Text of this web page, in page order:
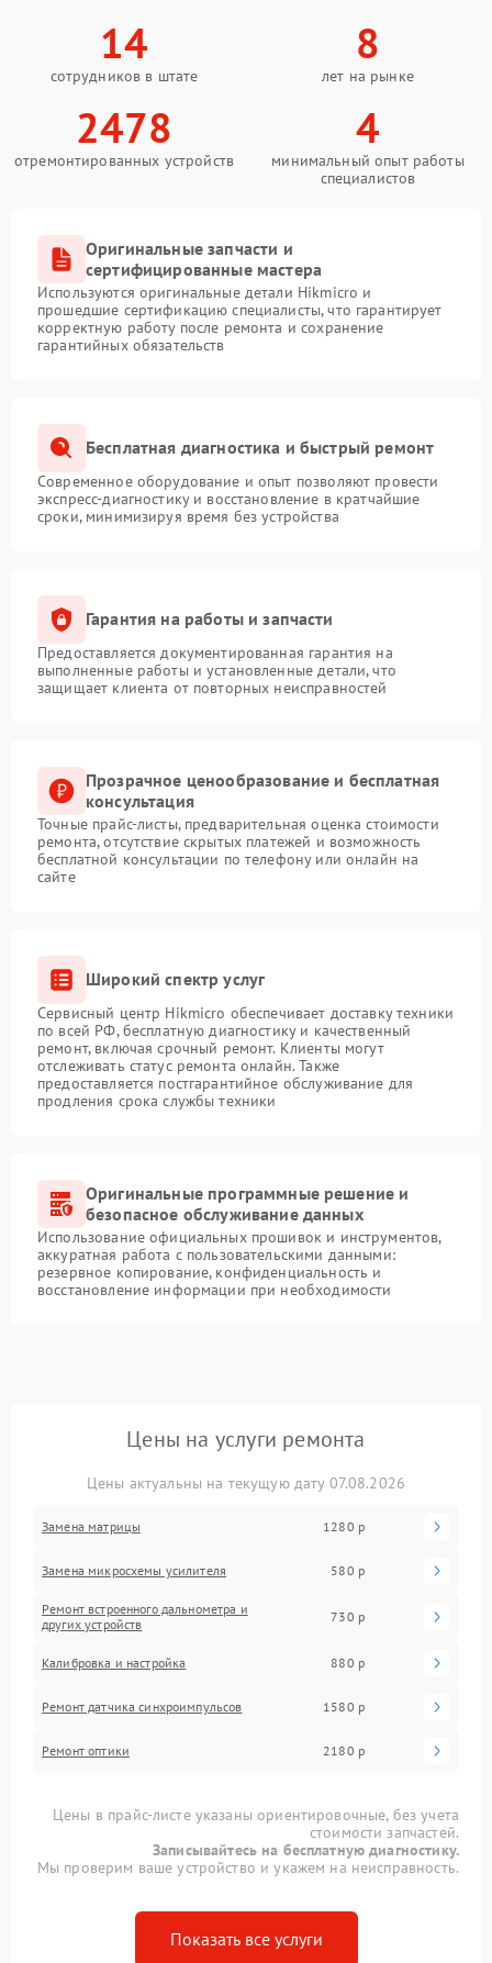
14
сотрудников в штате
8
лет на рынке
2478
отремонтированных устройств
4
минимальный опыт работы
специалистов
Оригинальные запчасти и
сертифицированные мастера
Используются оригинальные детали Hikmicro и
прошедшие сертификацию специалисты, что гарантирует
корректную работу после ремонта и сохранение
гарантийных обязательств
Бесплатная диагностика и быстрый ремонт
Современное оборудование и опыт позволяют провести
экспресс-диагностику и восстановление в кратчайшие
сроки, минимизируя время без устройства
Гарантия на работы и запчасти
Предоставляется документированная гарантия на
выполненные работы и установленные детали, что
защищает клиента от повторных неисправностей
Прозрачное ценообразование и бесплатная
консультация
Точные прайс-листы, предварительная оценка стоимости
ремонта, отсутствие скрытых платежей и возможность
бесплатной консультации по телефону или онлайн на
сайте
Широкий спектр услуг
Сервисный центр Hikmicro обеспечивает доставку техники
по всей РФ, бесплатную диагностику и качественный
ремонт, включая срочный ремонт. Клиенты могут
отслеживать статус ремонта онлайн. Также
предоставляется постгарантийное обслуживание для
продления срока службы техники
Оригинальные программные решение и
безопасное обслуживание данных
Использование официальных прошивок и инструментов,
аккуратная работа с пользовательскими данными:
резервное копирование, конфиденциальность и
восстановление информации при необходимости
Цены на услуги ремонта
Цены актуальны на текущую дату 07.08.2026
Замена матрицы 1280 р
Замена микросхемы усилителя 580 р
Ремонт встроенного дальнометра и
других устройств
730 р
Калибровка и настройка 880 р
Ремонт датчика синхроимпульсов 1580 р
Ремонт оптики 2180 р
Цены в прайс-листе указаны ориентировочные, без учета
стоимости запчастей.
Записывайтесь на бесплатную диагностику.
Мы проверим ваше устройство и укажем на неисправность.
Показать все услуги